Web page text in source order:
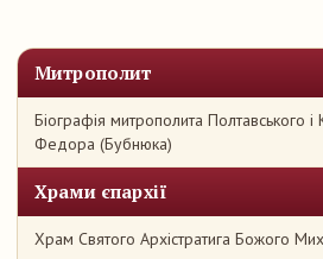
Митрополит
Біографія митрополита Полтавського
Федора (Бубнюка)
Храми єпархії
Храм Святого Архістратига Божого